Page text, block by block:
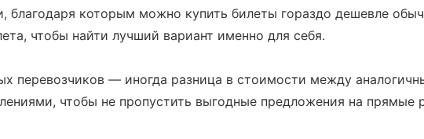
благодаря которым можно купить билеты гораздо дешевле
чтобы найти лучший вариант именно для себя.
перевозчиков — иногда разница в стоимости между
чтобы не пропустить выгодные предложения на прямые